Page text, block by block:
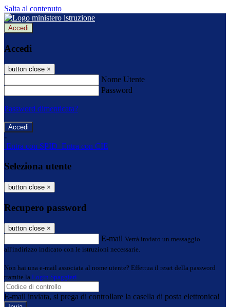
Salta al contenuto
Accedi
Accedi
button close ×
Nome Utente
Password
Password dimenticata?
-
Entra con SPID Entra con CIE
Seleziona utente
button close ×
Recupero password
button close ×
E-mail Verrà inviato un messaggio
all'indirizzo indicato con le istruzioni necessarie.
Non hai una e-mail associata al nome utente? Effettua il reset della password
tramite la Login Spaggiari
E-mail inviata, si prega di controllare la casella di posta elettronica!